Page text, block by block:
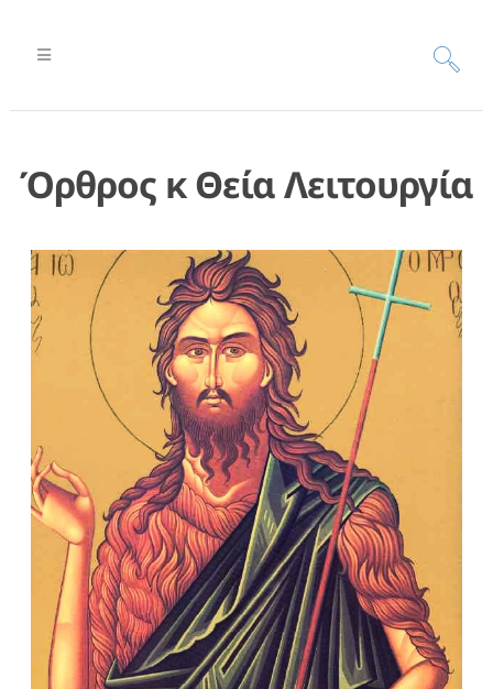
Όρθρος κ Θεία Λειτουργία